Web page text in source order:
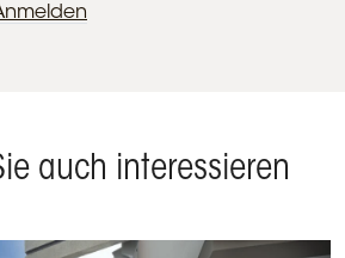
auch interessieren